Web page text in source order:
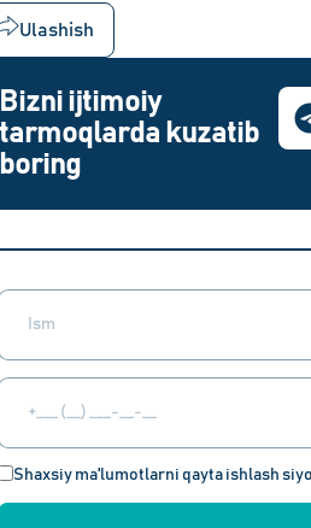
Ulashish
Bizni ijtimoiy
tarmoqlarda kuzatib
boring
Shaxsiy ma'lumotlarni qayta ishlash